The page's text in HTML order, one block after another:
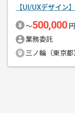
【UI/UXデザイン
〜500,000
業務委託
三ノ輪（東京都